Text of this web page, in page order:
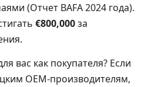
(Отчет BAFA 2024 года).
€800,000за
вас как покупателя? Если
OEM-производителям,